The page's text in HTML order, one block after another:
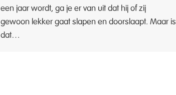
een jaar wordt, ga je er van uit dat hij of zij
gewoon lekker gaat slapen en doorslaapt. Maar is
dat…